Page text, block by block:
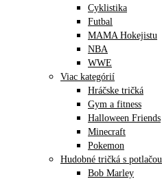
Cyklistika
Futbal
MAMA Hokejistu
NBA
WWE
Viac kategórií
Hráčske tričká
Gym a fitness
Halloween Friends
Minecraft
Pokemon
Hudobné tričká s potlačou
Bob Marley